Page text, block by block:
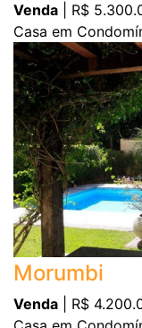
Venda | R$
Casa em
Morumbi
Venda | R$